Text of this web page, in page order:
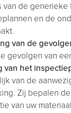
van de
en de
van de
gevolgen van
van het
van de
Zij bepalen
van uw